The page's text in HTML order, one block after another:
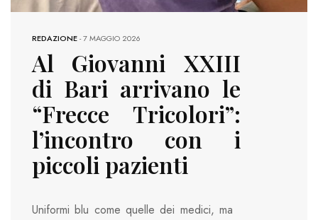
REDAZIONE-7 MAGGIO 2026
Al Giovanni XXIII
di Bari arrivano le
“Frecce Tricolori”:
l’incontro con i
piccoli pazienti
Uniformi blu come quelle dei medici, ma